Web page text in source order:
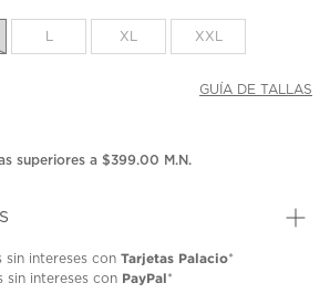
la
misma
XL XXL
GUÍA DE TALLAS
superiores a $399.00 M.N.
sin intereses con Tarjetas Palacio*
sin intereses con PayPal*